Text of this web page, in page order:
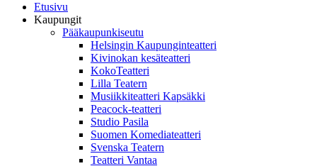
Etusivu
Kaupungit
Pääkaupunkiseutu
Helsingin Kaupunginteatteri
Kivinokan kesäteatteri
KokoTeatteri
Lilla Teatern
Musiikkiteatteri Kapsäkki
Peacock-teatteri
Studio Pasila
Suomen Komediateatteri
Svenska Teatern
Teatteri Vantaa